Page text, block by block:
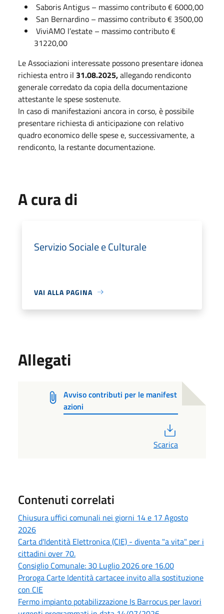
Saboris Antigus – massimo contributo € 6000,00
San Bernardino – massimo contributo € 3500,00
ViviAMO l’estate – massimo contributo €
31220,00
Le Associazioni interessate possono presentare idonea
richiesta entro il 31.08.2025,allegando rendiconto
generale corredato da copia della documentazione
attestante le spese sostenute.
In caso di manifestazioni ancora in corso, è possibile
presentare richiesta di anticipazione con relativo
quadro economico delle spese e, successivamente, a
rendiconto, la restante documentazione.
A cura di
Servizio Sociale e Culturale
VAI ALLA PAGINA
Allegati
Avviso contributi per le manifest
azioni
Scarica
Contenuti correlati
Chiusura uffici comunali nei giorni 14 e 17 Agosto
2026
Carta d'Identità Elettronica (CIE) - diventa "a vita" per i
cittadini over 70.
Consiglio Comunale: 30 Luglio 2026 ore 16.00
Proroga Carte Identità cartacee invito alla sostituzione
con CIE
Fermo impianto potabilizzazione Is Barrocus per lavori